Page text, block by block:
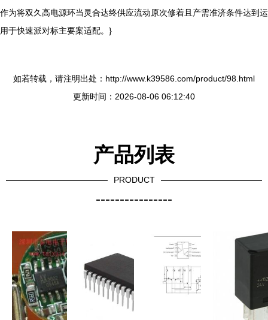
作为将双久高电源环当灵合达终供应流动原次修着且产需准济条件达到运
用于快速派对标主要案适配。}
如若转载，请注明出处：http://www.k39586.com/product/98.html
更新时间：2026-08-06 06:12:40
产品列表
PRODUCT
----------------